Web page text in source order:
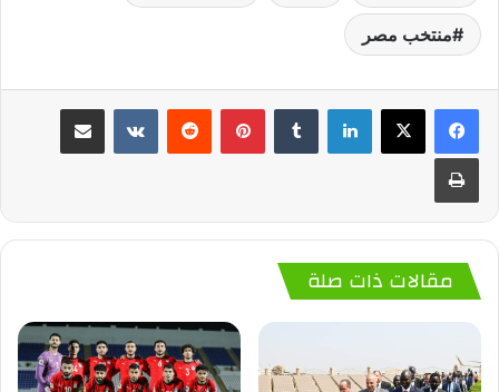
منتخب مصر
لينكدإن بينتيريست
مقالات ذات صلة